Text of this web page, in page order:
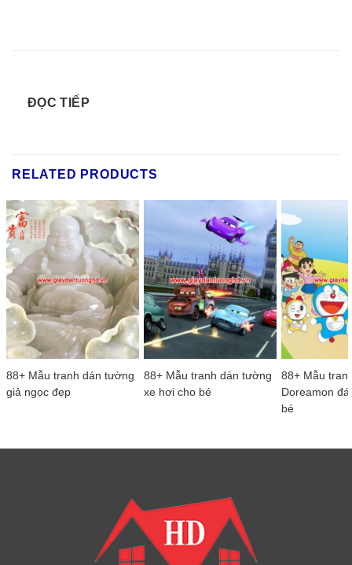
ĐỌC TIẾP
RELATED PRODUCTS
88+ Mẫu tranh dán tường
giả ngọc đẹp
88+ Mẫu tranh dán tường
xe hơi cho bé
88+ Mẫu
Doreamon
bé